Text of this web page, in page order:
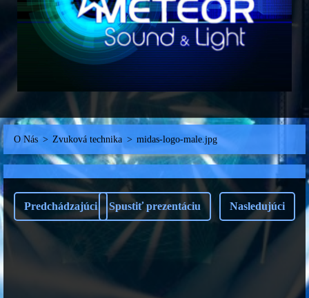
O Nás > Zvuková technika > midas-logo-male.jpg
Predchádzajúci Spustiť prezentáciu Nasledujúci